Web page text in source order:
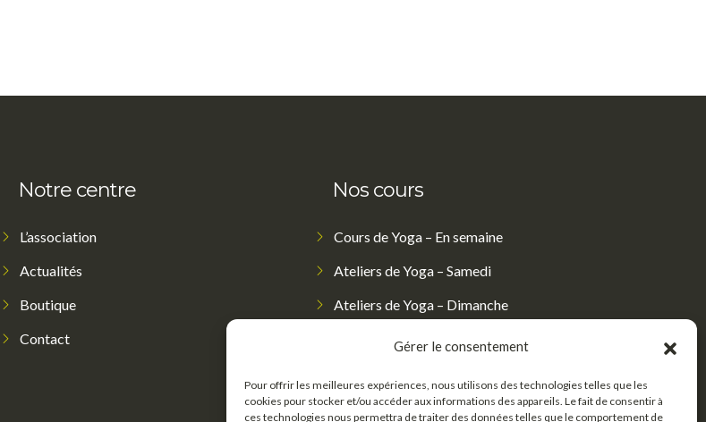
Gérer le consentement
Pour offrir les meilleures expériences, nous utilisons des technologies telles que les
cookies pour stocker et/ou accéder aux informations des appareils. Le fait de consentir à
ces technologies nous permettra de traiter des données telles que le comportement de
Notre centre
L’association
Actualités
Boutique
Contact
Nos cours
Cours de Yoga – En semaine
Ateliers de Yoga – Samedi
Ateliers de Yoga – Dimanche
Formation de professeur de Yoga